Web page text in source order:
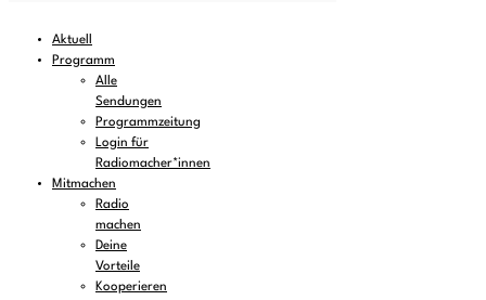
Aktuell
Programm
Alle
Sendungen
Programmzeitung
Login für
Radiomacher*innen
Mitmachen
Radio
machen
Deine
Vorteile
Kooperieren